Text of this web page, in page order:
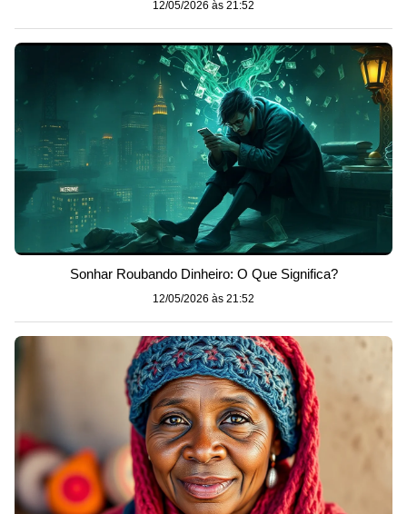
12/05/2026 às 21:52
Sonhar Roubando Dinheiro: O Que Significa?
12/05/2026 às 21:52